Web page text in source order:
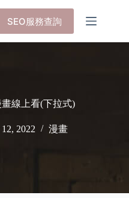
SEO服務查詢
線上看(下拉式)
2022 漫畫